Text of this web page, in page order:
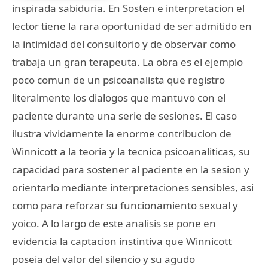
inspirada sabiduria. En Sosten e interpretacion el
lector tiene la rara oportunidad de ser admitido en
la intimidad del consultorio y de observar como
trabaja un gran terapeuta. La obra es el ejemplo
poco comun de un psicoanalista que registro
literalmente los dialogos que mantuvo con el
paciente durante una serie de sesiones. El caso
ilustra vividamente la enorme contribucion de
Winnicott a la teoria y la tecnica psicoanaliticas, su
capacidad para sostener al paciente en la sesion y
orientarlo mediante interpretaciones sensibles, asi
como para reforzar su funcionamiento sexual y
yoico. A lo largo de este analisis se pone en
evidencia la captacion instintiva que Winnicott
poseia del valor del silencio y su agudo